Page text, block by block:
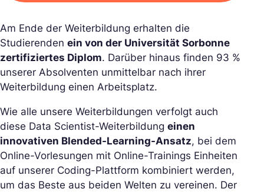
Am Ende der Weiterbildung erhalten die
Studierenden ein von der Universität Sorbonne
zertifiziertes Diplom. Darüber hinaus finden 93 %
unserer Absolventen unmittelbar nach ihrer
Weiterbildung einen Arbeitsplatz.
Wie alle unsere Weiterbildungen verfolgt auch
diese Data Scientist-Weiterbildung einen
innovativen Blended-Learning-Ansatz, bei dem
Online-Vorlesungen mit Online-Trainings Einheiten
auf unserer Coding-Plattform kombiniert werden,
um das Beste aus beiden Welten zu vereinen. Der